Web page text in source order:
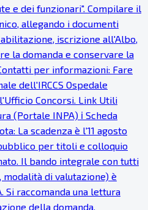
e dei funzionari". Compilare il
allegando i documenti
iscrizione all'Albo,
la domanda e conservare la
per informazioni: Fare
dell'IRCCS Ospedale
Concorsi. Link Utili
(Portale INPA) ℹ Scheda
La scadenza è l'11 agosto
per titoli e colloquio
Il bando integrale con tutti
di valutazione) è
Si raccomanda una lettura
della domanda.